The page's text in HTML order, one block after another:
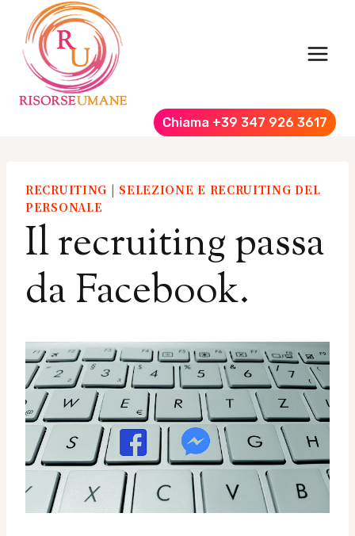
Salta
contenuto
Chiama +39 347 926 3617
RECRUITING | SELEZIONE E RECRUITING DEL
PERSONALE
Il recruiting passa
da Facebook.